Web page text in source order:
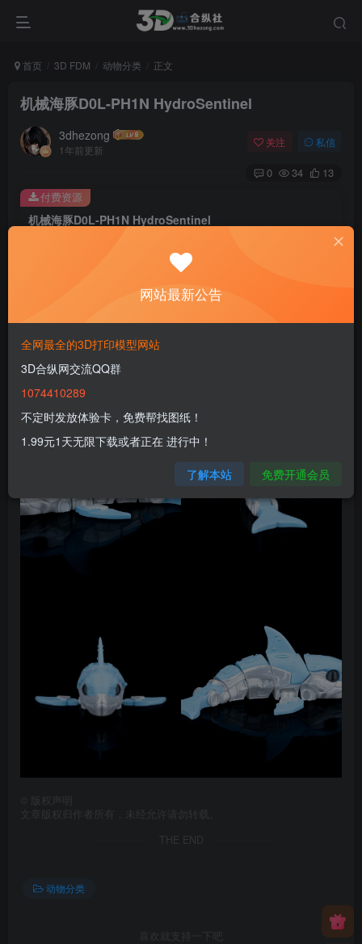
首页 3D FDM 动物分类 正文
机械海豚D0L-PH1N HydroSentinel
3dhezong
1年前更新
关注 私信
0 34 13
机械海豚D0L-PH1N HydroSentinel
100
免费
付费资源
版权声明
文章版权归作者所有，未经允许请勿转载。
THE END
动物分类
喜欢就支持一下吧
网站最新公告
全网最全的3D打印模型网站
3D合纵网交流QQ群
1074410289
不定时发放体验卡，免费帮找图纸！
1.99元1天无限下载或者正在 进行中！
了解本站 免费开通会员